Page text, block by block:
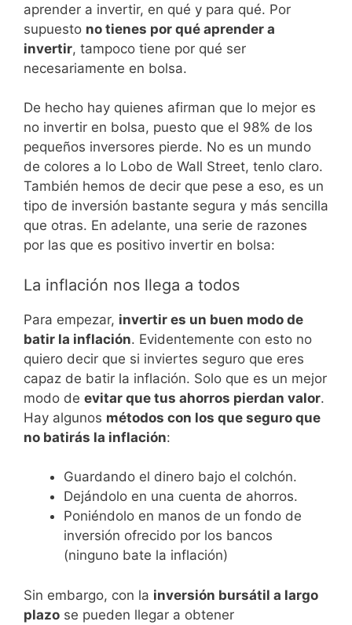
aprender a invertir, en qué y para qué. Por
supuesto no tienes por qué aprender a
invertir, tampoco tiene por qué ser
necesariamente en bolsa.
De hecho hay quienes afirman que lo mejor es
no invertir en bolsa, puesto que el 98% de los
pequeños inversores pierde. No es un mundo
de colores a lo Lobo de Wall Street, tenlo claro.
También hemos de decir que pese a eso, es un
tipo de inversión bastante segura y más sencilla
que otras. En adelante, una serie de razones
por las que es positivo invertir en bolsa:
La inflación nos llega a todos
Para empezar, invertir es un buen modo de
batir la inflación. Evidentemente con esto no
quiero decir que si inviertes seguro que eres
capaz de batir la inflación. Solo que es un mejor
modo de evitar que tus ahorros pierdan valor.
Hay algunos métodos con los que seguro que
no batirás la inflación:
Guardando el dinero bajo el colchón.
Dejándolo en una cuenta de ahorros.
Poniéndolo en manos de un fondo de
inversión ofrecido por los bancos
(ninguno bate la inflación)
Sin embargo, con la inversión bursátil a largo
plazo se pueden llegar a obtener